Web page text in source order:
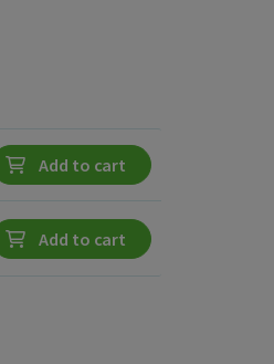
Add to cart
Add to cart